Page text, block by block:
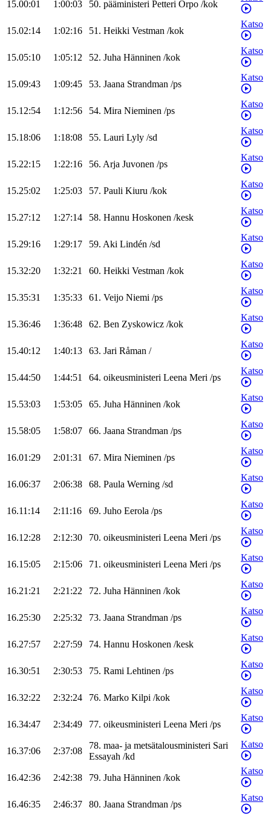
15.00:01 1:00:03 50. pääministeri Petteri Orpo /kok
15.02:14 1:02:16 51. Heikki Vestman /kok
Katso
15.05:10 1:05:12 52. Juha Hänninen /kok
Katso
15.09:43 1:09:45 53. Jaana Strandman /ps
Katso
15.12:54 1:12:56 54. Mira Nieminen /ps
Katso
15.18:06 1:18:08 55. Lauri Lyly /sd
Katso
15.22:15 1:22:16 56. Arja Juvonen /ps
Katso
15.25:02 1:25:03 57. Pauli Kiuru /kok
Katso
15.27:12 1:27:14 58. Hannu Hoskonen /kesk
Katso
15.29:16 1:29:17 59. Aki Lindén /sd
Katso
15.32:20 1:32:21 60. Heikki Vestman /kok
Katso
15.35:31 1:35:33 61. Veijo Niemi /ps
Katso
15.36:46 1:36:48 62. Ben Zyskowicz /kok
Katso
15.40:12 1:40:13 63. Jari Råman /
Katso
15.44:50 1:44:51 64. oikeusministeri Leena Meri /ps
Katso
15.53:03 1:53:05 65. Juha Hänninen /kok
Katso
15.58:05 1:58:07 66. Jaana Strandman /ps
Katso
16.01:29 2:01:31 67. Mira Nieminen /ps
Katso
16.06:37 2:06:38 68. Paula Werning /sd
Katso
16.11:14 2:11:16 69. Juho Eerola /ps
Katso
16.12:28 2:12:30 70. oikeusministeri Leena Meri /ps
Katso
16.15:05 2:15:06 71. oikeusministeri Leena Meri /ps
Katso
16.21:21 2:21:22 72. Juha Hänninen /kok
Katso
16.25:30 2:25:32 73. Jaana Strandman /ps
Katso
16.27:57 2:27:59 74. Hannu Hoskonen /kesk
Katso
16.30:51 2:30:53 75. Rami Lehtinen /ps
Katso
16.32:22 2:32:24 76. Marko Kilpi /kok
Katso
16.34:47 2:34:49 77. oikeusministeri Leena Meri /ps
Katso
16.37:06 2:37:08
78. maa- ja metsätalousministeri Sari
Essayah /kd
Katso
16.42:36 2:42:38 79. Juha Hänninen /kok
Katso
16.46:35 2:46:37 80. Jaana Strandman /ps
Katso